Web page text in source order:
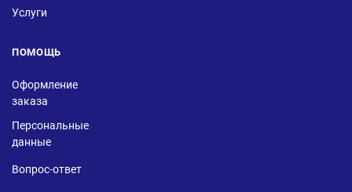
Услуги
ПОМОЩЬ
Оформление
заказа
Персональные
данные
Вопрос-ответ